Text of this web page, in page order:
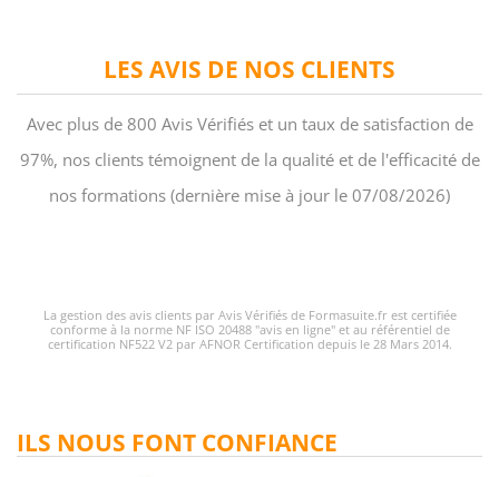
LES AVIS DE NOS CLIENTS
Avec plus de 800 Avis Vérifiés et un taux de satisfaction de
97%, nos clients témoignent de la qualité et de l'efficacité de
nos formations (dernière mise à jour le 07/08/2026)
La gestion des avis clients par Avis Vérifiés de Formasuite.fr est certifiée
conforme à la norme NF ISO 20488 "avis en ligne" et au référentiel de
certification NF522 V2 par AFNOR Certification depuis le 28 Mars 2014.
ILS NOUS FONT CONFIANCE